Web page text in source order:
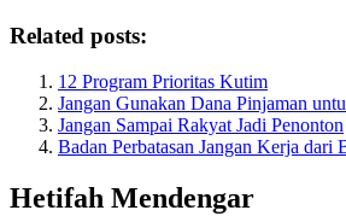
Related posts:
12 Program Prioritas Kutim
Jangan Gunakan Dana Pinjaman
Jangan Sampai Rakyat Jadi Penonton
Badan Perbatasan Jangan Kerja dari
Hetifah Mendengar